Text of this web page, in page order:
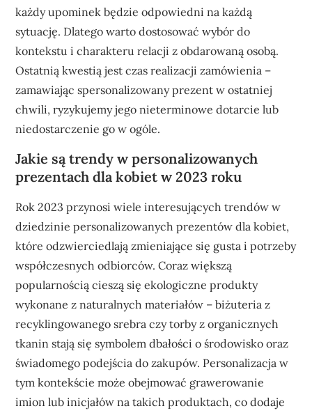
każdy upominek będzie odpowiedni na każdą
sytuację. Dlatego warto dostosować wybór do
kontekstu i charakteru relacji z obdarowaną osobą.
Ostatnią kwestią jest czas realizacji zamówienia –
zamawiając spersonalizowany prezent w ostatniej
chwili, ryzykujemy jego nieterminowe dotarcie lub
niedostarczenie go w ogóle.
Jakie są trendy w personalizowanych
prezentach dla kobiet w 2023 roku
Rok 2023 przynosi wiele interesujących trendów w
dziedzinie personalizowanych prezentów dla kobiet,
które odzwierciedlają zmieniające się gusta i potrzeby
współczesnych odbiorców. Coraz większą
popularnością cieszą się ekologiczne produkty
wykonane z naturalnych materiałów – biżuteria z
recyklingowanego srebra czy torby z organicznych
tkanin stają się symbolem dbałości o środowisko oraz
świadomego podejścia do zakupów. Personalizacja w
tym kontekście może obejmować grawerowanie
imion lub inicjałów na takich produktach, co dodaje